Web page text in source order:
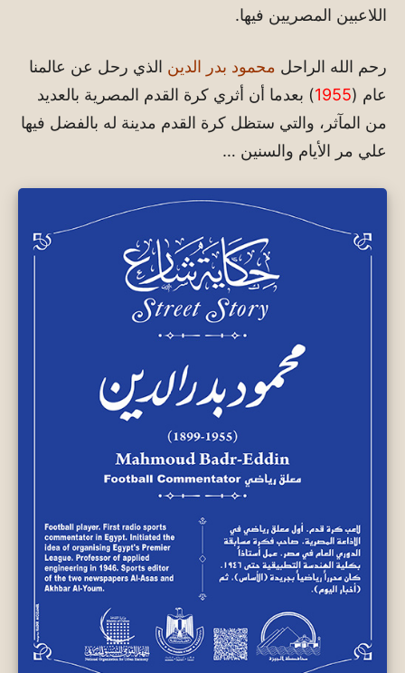
اللاعبين المصريين فيها.
رحم الله الراحل محمود بدر الدين الذي رحل عن عالمنا
عام (1955) بعدما أن أثري كرة القدم المصرية بالعديد
من المآثر، والتي ستظل كرة القدم مدينة له بالفضل فيها
علي مر الأيام والسنين …